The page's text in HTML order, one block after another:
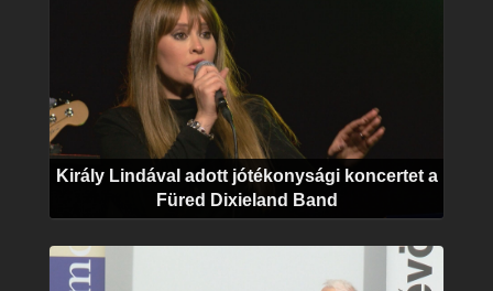
Király Lindával adott jótékonysági koncertet a
Füred Dixieland Band